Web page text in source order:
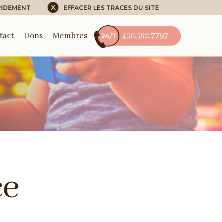
X EFFACER LES TRACES DU SITE
Dons Membres 450.562.7797